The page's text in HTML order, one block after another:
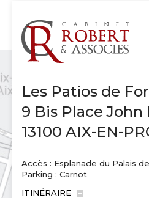
Les Patios de
9 Bis Place John
13100 AIX-EN-
Accès : Esplanade du Palais
Parking : Carnot
ITINÉRAIRE